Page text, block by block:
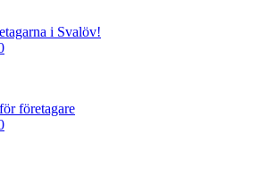
i Svalöv!
företagare